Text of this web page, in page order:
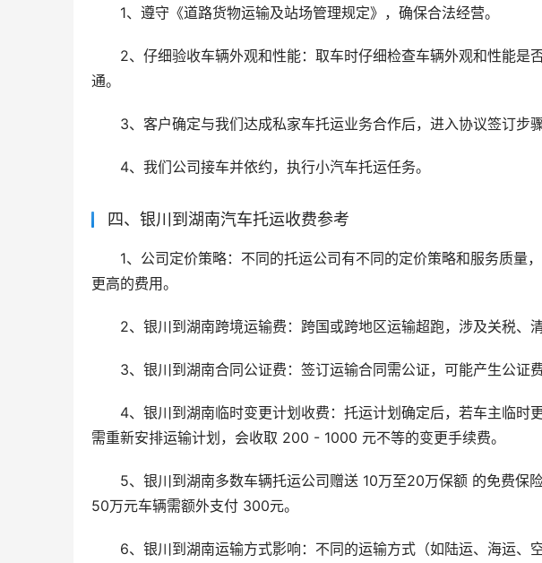
1、遵守《道路货物运输及站场管理规定》，确保合法经营。
2、仔细验收车辆外观和性能：取车时仔细检查车辆外观和性能是
通。
3、客户确定与我们达成私家车托运业务合作后，进入协议签订步骤
4、我们公司接车并依约，执行小汽车托运任务。
四、银川到湖南汽车托运收费参考
1、公司定价策略：不同的托运公司有不同的定价策略和服务质量
更高的费用。
2、银川到湖南跨境运输费：跨国或跨地区运输超跑，涉及关税、
3、银川到湖南合同公证费：签订运输合同需公证，可能产生公证费
4、银川到湖南临时变更计划收费：托运计划确定后，若车主临时
需重新安排运输计划，会收取 200 - 1000 元不等的变更手续费。
5、银川到湖南多数车辆托运公司赠送 10万至20万保额 的免费保
50万元车辆需额外支付 300元。
6、银川到湖南运输方式影响：不同的运输方式（如陆运、海运、